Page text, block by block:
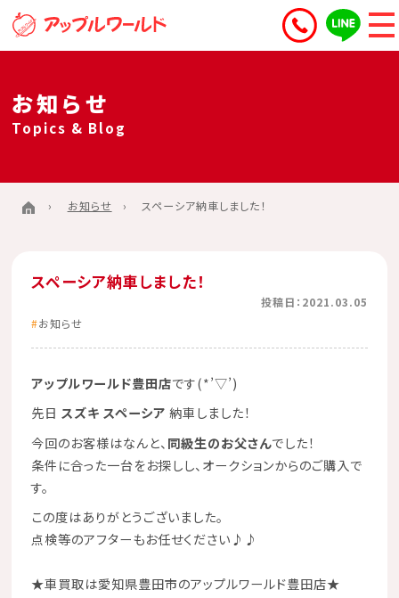
お知らせ
Topics & Blog
お知らせ スペーシア納車しました！
スペーシア納車しました！
投稿日：2021.03.05
お知らせ
アップルワールド豊田店です(*’▽’)
先日 スズキ スペーシア 納車しました！
今回のお客様はなんと、 同級生のお父さんでした！
条件に合った一台をお探しし、オークションからのご購入で
す。
この度はありがとうございました。
点検等のアフターもお任せください♪♪
★車買取は愛知県豊田市のアップルワールド豊田店★